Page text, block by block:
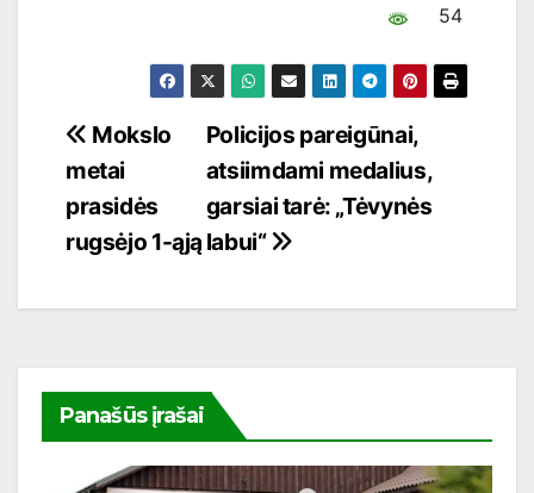
54
Navigacija
tarp
įrašų
Policijos pareigūnai,
atsiimdami medalius,
garsiai tarė: „Tėvynės
labui“
Mokslo
metai
prasidės
rugsėjo 1-ąją
Panašūs įrašai